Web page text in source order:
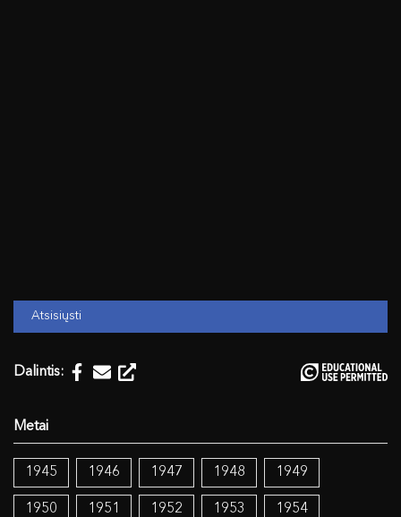
Atsisiųsti
Dalintis:
1945 1946 1947 1948 1949
1950 1951 1952 1953 1954